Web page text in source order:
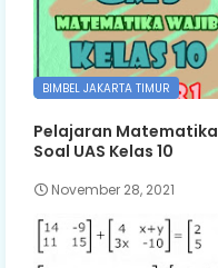
BIMBEL JAKARTA TIMUR
Pelajaran Matematika
Soal UAS Kelas 10
November 28, 2021